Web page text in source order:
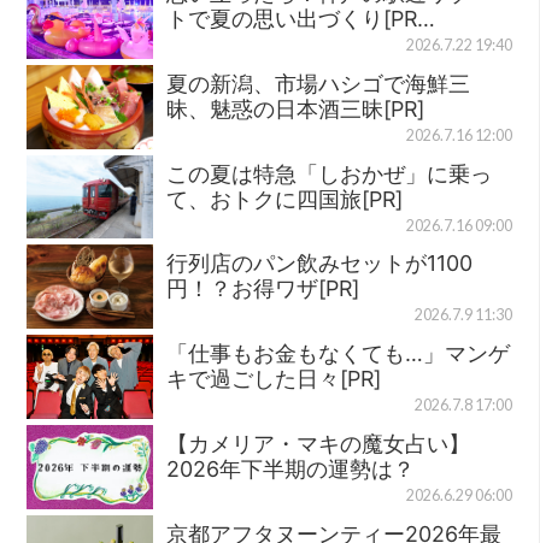
トで夏の思い出づくり[PR…
2026.7.22 19:40
夏の新潟、市場ハシゴで海鮮三
昧、魅惑の日本酒三昧[PR]
2026.7.16 12:00
この夏は特急「しおかぜ」に乗っ
て、おトクに四国旅[PR]
2026.7.16 09:00
行列店のパン飲みセットが1100
円！？お得ワザ[PR]
2026.7.9 11:30
「仕事もお金もなくても…」マンゲ
キで過ごした日々[PR]
2026.7.8 17:00
【カメリア・マキの魔女占い】
2026年下半期の運勢は？
2026.6.29 06:00
京都アフタヌーンティー2026年最